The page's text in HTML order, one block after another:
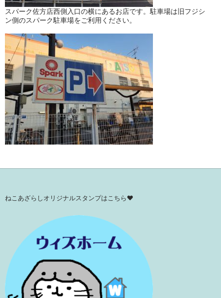
スパーク佐方店西側入口の横にあるお店です。駐車場は旧フジシ
ン側のスパーク駐車場をご利用ください。
ねこあざらしオリジナルスタンプはこちら♥